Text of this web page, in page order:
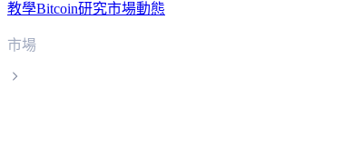
教學Bitcoin研究市場動態
市場